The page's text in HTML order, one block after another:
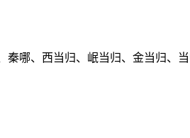
哪、西当归、岷当归、金当归、